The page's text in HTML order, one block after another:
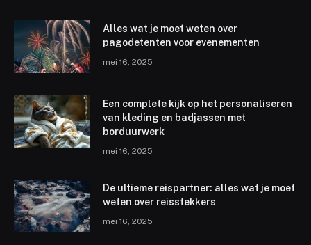
Alles wat je moet weten over
pagodetenten voor evenementen
mei 16, 2025
Een complete kijk op het personaliseren
van kleding en badjassen met
borduurwerk
mei 16, 2025
De ultieme reispartner: alles wat je moet
weten over reisstekkers
mei 16, 2025